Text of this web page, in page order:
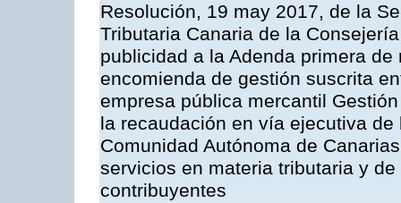
Resolución, 19 may 2017, de la
Tributaria Canaria de la
publicidad a la Adenda primera
encomienda de gestión suscrita
empresa pública mercantil
la recaudación en vía ejecutiva
Comunidad Autónoma de
servicios en materia tributaria y
contribuyentes